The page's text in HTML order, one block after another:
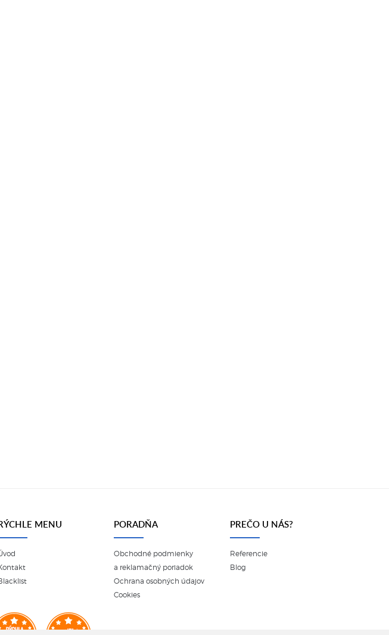
MENU PORADŇA
Obchodné podmienky
a reklamačný poriadok
Ochrana osobných údajov
Cookies
PREČO U NÁS?
Referencie
Blog